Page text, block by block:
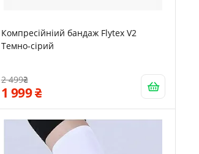
Компресійніий бандаж Flytex V2
Темно-сірий
2 499
1 999